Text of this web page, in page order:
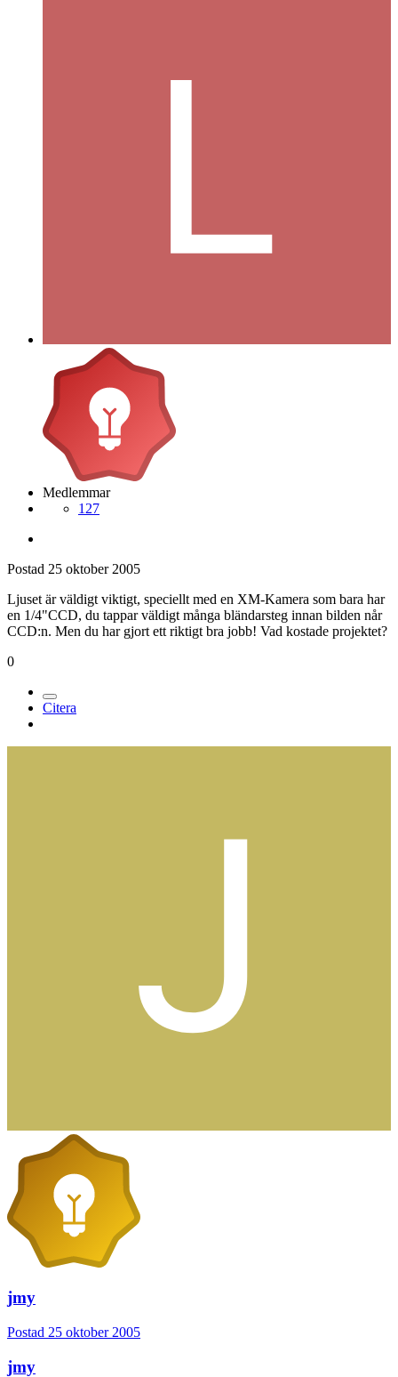
Medlemmar
127
Postad 25 oktober 2005
Ljuset är väldigt viktigt, speciellt med en XM-Kamera som bara har
en 1/4"CCD, du tappar väldigt många bländarsteg innan bilden når
CCD:n. Men du har gjort ett riktigt bra jobb! Vad kostade projektet?
0
Citera
jmy
Postad 25 oktober 2005
jmy